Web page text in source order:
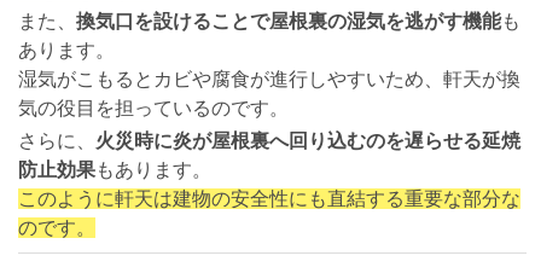
また、 換気口を設けることで屋根裏の湿気を逃がす機能も
あります。
湿気がこもるとカビや腐食が進行しやすいため、軒天が換
気の役目を担っているのです。
さらに、 火災時に炎が屋根裏へ回り込むのを遅らせる延焼
防止効果もあります。
このように軒天は建物の安全性にも直結する重要な部分な
のです。